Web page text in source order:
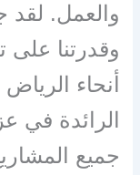
والعمل. لقد
وقدرتنا
أنحاء
الرائدة في
جميع